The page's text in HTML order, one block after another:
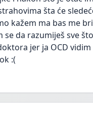
šta će
kažem ma bas me
se da razumiješ sve
jer ja OCD
:(